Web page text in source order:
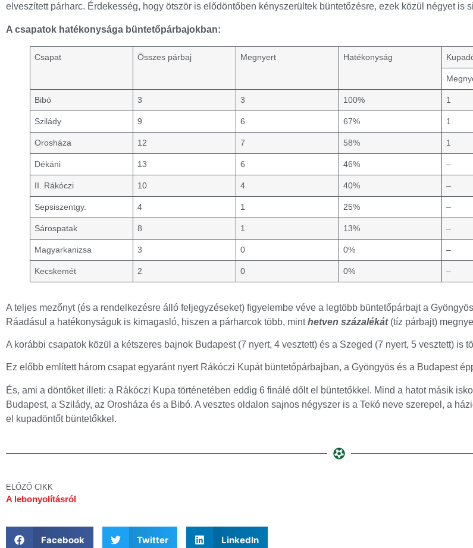
elveszített párharc. Érdekesség, hogy ötször is elődöntőben kényszerültek büntetőzésre, ezek közül négyet is
A csapatok hatékonysága büntetőpárbajokban:
Csapat Összes párbaj Megnyert Hatékonyság
Bibó 3 3 100% 1
Szilády 9 6 67% 1
Orosháza 12 7 58% 1
Dékáni 13 6 46% –
II. Rákóczi 10 4 40% –
Sepsiszentgy. 4 1 25% –
Sárospatak 8 1 13% –
Magyarkanizsa 3 0 0% –
Kecskemét 2 0 0% –
A teljes mezőnyt (és a rendelkezésre álló feljegyzéseket) figyelembe véve a legtöbb büntetőpárbajt a
Ráadásul a hatékonyságuk is kimagasló, hiszen a párharcok több, minthetven százalékát(tíz párbajt)
A korábbi csapatok közül a kétszeres bajnok Budapest (7 nyert, 4 vesztett) és a Szeged (7 nyert, 5 vesztett) is
Ez előbb említett három csapat egyaránt nyert Rákóczi Kupát büntetőpárbajban, a Gyöngyös és a Budapest
És, ami a döntőket illeti: a Rákóczi Kupa történetében eddig 6 finálé dőlt el büntetőkkel. Mind a hatot másik
Budapest, a Szilády, az Orosháza és a Bibó. A vesztes oldalon sajnos négyszer is a Tekó neve szerepel, a
el kupadöntőt büntetőkkel.
ELŐZŐ CIKK
A lebonyolításról
Facebook Twitter LinkedIn